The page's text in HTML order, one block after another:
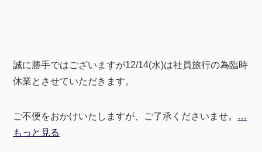
誠に勝手ではございますが12/14(水)は社員旅行の為臨時
休業とさせていただきます。
ご不便をおかけいたしますが、ご了承くださいませ。
…
もっと見る